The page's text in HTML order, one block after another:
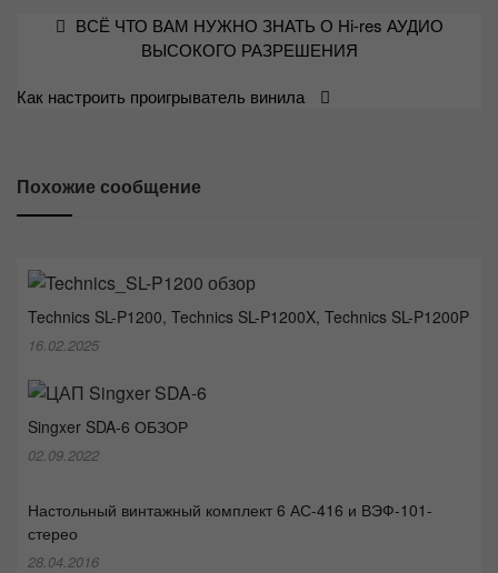
Навигация
записям
ВСЁ ЧТО ВАМ НУЖНО ЗНАТЬ О Hi-res АУДИО
ВЫСОКОГО РАЗРЕШЕНИЯ
Как настроить проигрыватель винила
Похожие сообщение
Technics SL-P1200, Technics SL-P1200X, Technics SL-P1200P
16.02.2025
Singxer SDA-6 ОБЗОР
02.09.2022
Настольный винтажный комплект 6 АС-416 и ВЭФ-101-
стерео
28.04.2016